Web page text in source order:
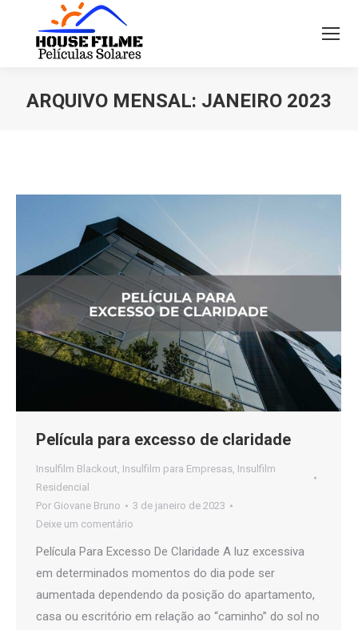
ARQUIVO MENSAL: JANEIRO 2023
Película para excesso de claridade
Insulfilm Blackout, Insulfilm para Empresas, Insulfilm
Residencial
Por Giovane Bruno
3 de janeiro de 2023
Deixe um comentário
Película Para Excesso De Claridade A luz excessiva
em determinados momentos do dia pode ser
aumentada dependendo da posição do apartamento,
casa ou escritório em relação ao “caminho” do sol no